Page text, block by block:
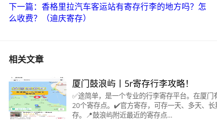
下一篇：香格里拉汽车客运站有寄存行李的地方吗？怎
么收费？（迪庆寄存）
相关文章
厦门鼓浪屿丨5r寄存行李攻略！
✅途简单，是一个专业的行李寄存平台。在厦门
20个寄存点。✔️官方寄存，可存一天、多天、长
存。📍鼓浪屿附近最近的寄存点